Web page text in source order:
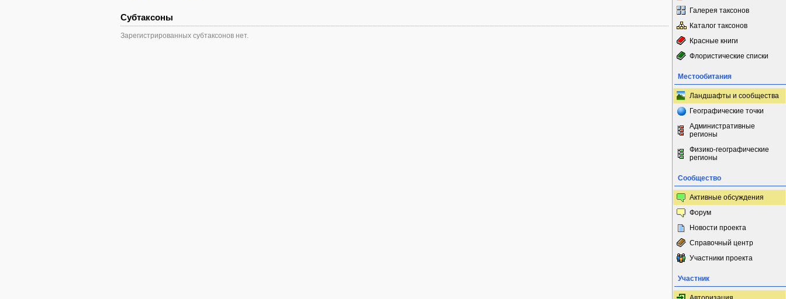
Субтаксоны
Зарегистрированных субтаксонов нет.
Галерея таксонов
Каталог таксонов
Красные книги
Флористические списки
Местообитания
Ландшафты и сообщества
Географические точки
Административные
регионы
Физико-географические
регионы
Сообщество
Активные обсуждения
Форум
Новости проекта
Справочный центр
Участники проекта
Участник